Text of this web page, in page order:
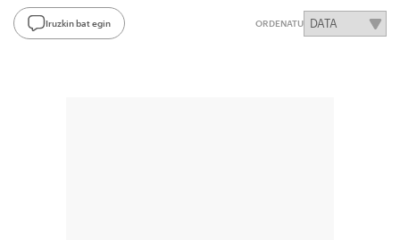
Iruzkin bat egin ORDENATU